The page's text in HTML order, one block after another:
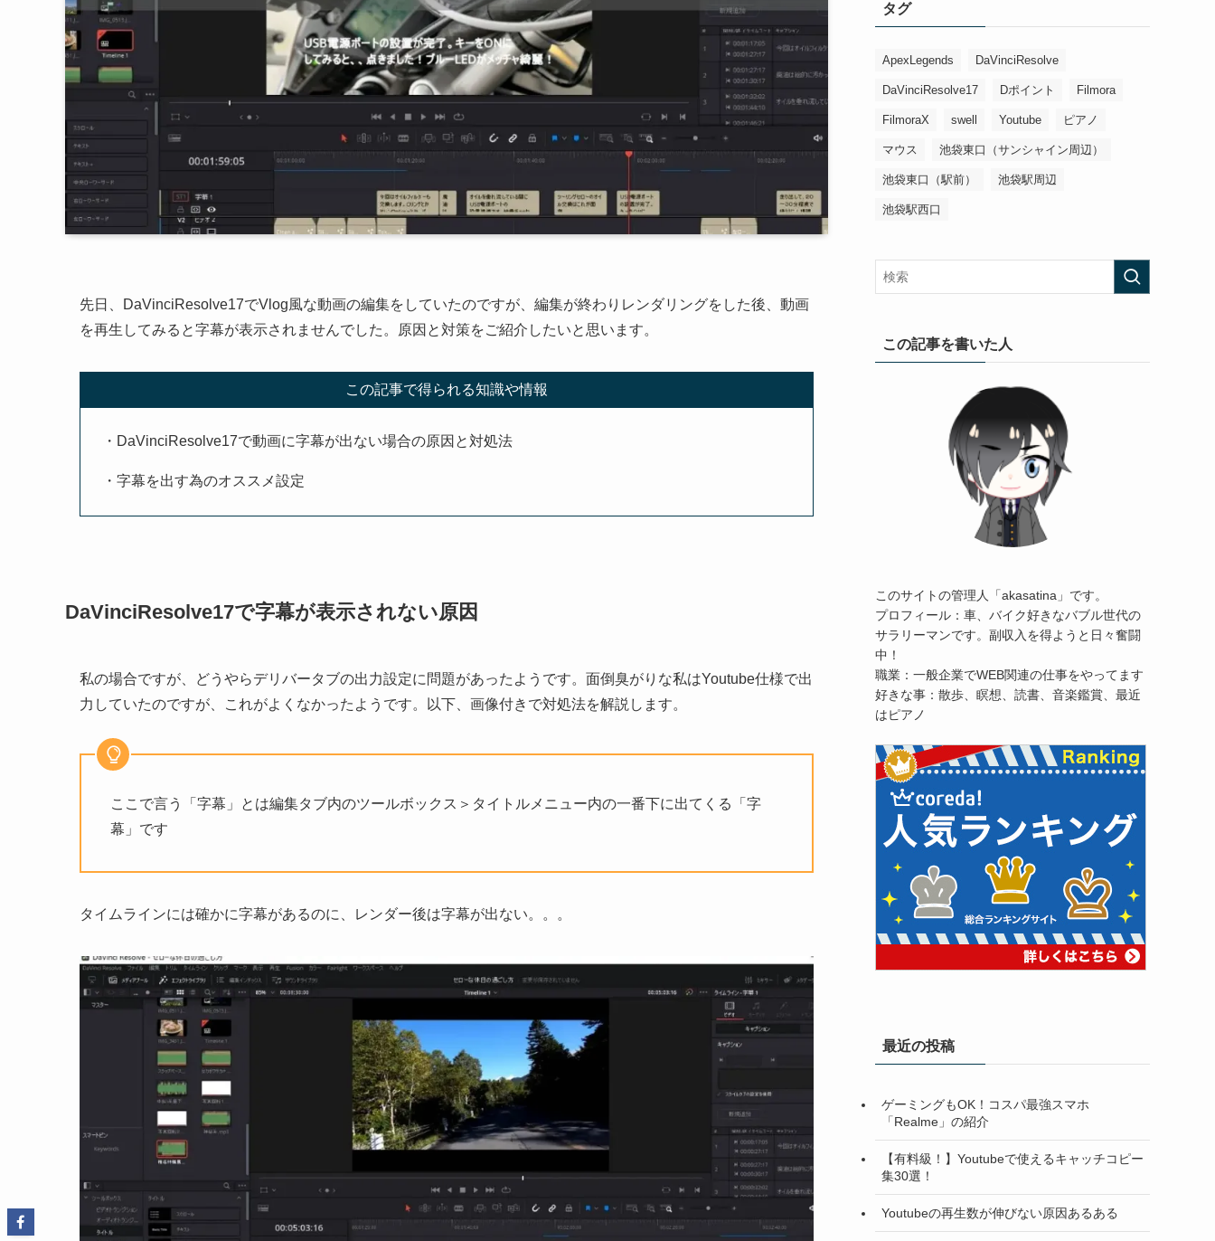
先日、DaVinciResolve17でVlog風な動画の編集をしていたのですが、編集が終わりレンダリングをした後、動画
を再生してみると字幕が表示されませんでした。原因と対策をご紹介したいと思います。
この記事で得られる知識や情報
・DaVinciResolve17で動画に字幕が出ない場合の原因と対処法
・字幕を出す為のオススメ設定
DaVinciResolve17で字幕が表示されない原因
私の場合ですが、どうやらデリバータブの出力設定に問題があったようです。面倒臭がりな私はYoutube仕様で出
力していたのですが、これがよくなかったようです。以下、画像付きで対処法を解説します。
ここで言う「字幕」とは編集タブ内のツールボックス＞タイトルメニュー内の一番下に出てくる「字
幕」です
タイムラインには確かに字幕があるのに、レンダー後は字幕が出ない。。。
タグ
ApexLegends DaVinciResolve
DaVinciResolve17 Dポイント Filmora
FilmoraX swell Youtube ピアノ
マウス 池袋東口（サンシャイン周辺）
池袋東口（駅前） 池袋駅周辺
池袋駅西口
この記事を書いた人
このサイトの管理人「akasatina」です。
プロフィール：車、バイク好きなバブル世代の
サラリーマンです。副収入を得ようと日々奮闘
中！
職業：一般企業でWEB関連の仕事をやってます
好きな事：散歩、瞑想、読書、音楽鑑賞、最近
はピアノ
最近の投稿
ゲーミングもOK！コスパ最強スマホ
「Realme」の紹介
【有料級！】Youtubeで使えるキャッチコピー
集30選！
Youtubeの再生数が伸びない原因あるある